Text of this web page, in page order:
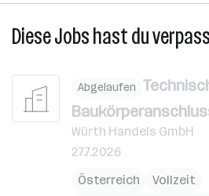
Diese Jobs hast du
Abgelaufen
Würth Handels GmbH
27.7.2026
Österreich
Vollzeit